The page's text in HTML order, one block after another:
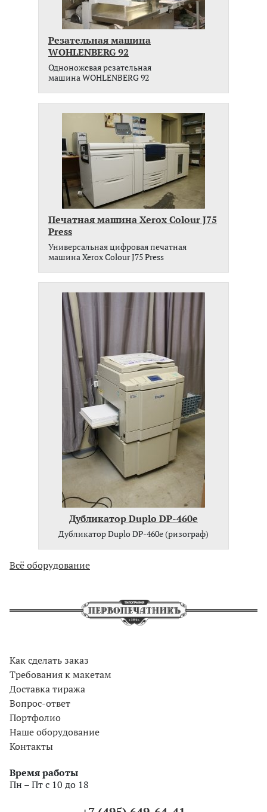
Резательная машина
WOHLENBERG 92
Одноножевая резательная
машина WOHLENBERG 92
Печатная машина Xerox Colour J75
Press
Универсальная цифровая печатная
машина Xerox Colour J75 Press
Дубликатор Duplo DP-460e
Дубликатор Duplo DP-460e (ризограф)
Всё оборудование
Как сделать заказ
Требования к макетам
Доставка тиража
Вопрос-ответ
Портфолио
Наше оборудование
Контакты
Время работы
Пн – Пт с 10 до 18